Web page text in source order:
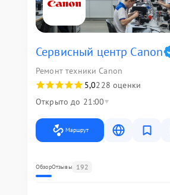
Сервисный центр Canon
Ремонт техники Canon
5,0228 оценки
Открыто до 21:00
Маршрут
ОбзорОтзывы 192